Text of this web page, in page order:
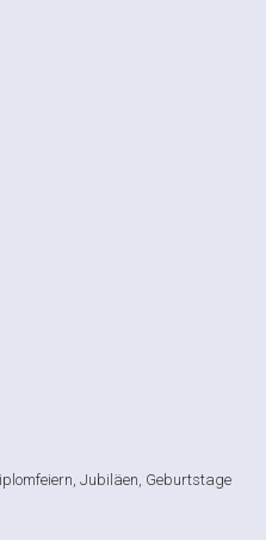
Jubiläen, Geburtstage